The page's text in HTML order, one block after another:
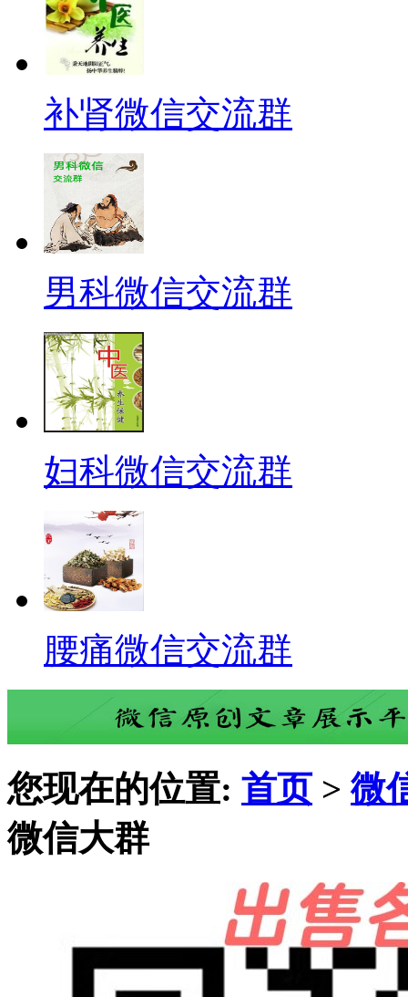
补肾微信交流群
男科微信交流群
妇科微信交流群
腰痛微信交流群
您现在的位置: 首页 >微
微信大群